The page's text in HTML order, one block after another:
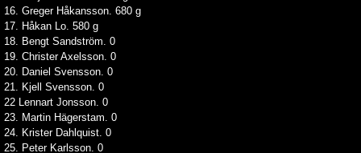
16. Greger Håkansson. 680 g
17. Håkan Lo. 580 g
18. Bengt Sandström. 0
19. Christer Axelsson. 0
20. Daniel Svensson. 0
21. Kjell Svensson. 0
22 Lennart Jonsson. 0
23. Martin Hägerstam. 0
24. Krister Dahlquist. 0
25. Peter Karlsson. 0